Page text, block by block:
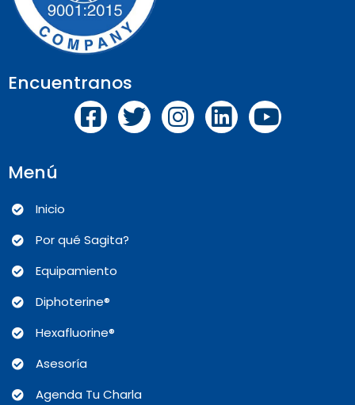
Encuentranos
Menú
Inicio
Por qué Sagita?
Equipamiento
Diphoterine®
Hexafluorine®
Asesoría
Agenda Tu Charla